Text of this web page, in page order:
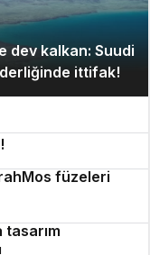
dev kalkan: Suudi
ittifak!
ortak
tecrübesi
yeni
denizlerde güç
füzeleri
sistemler
tasarım
roket